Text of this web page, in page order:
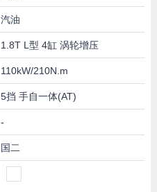
汽油
1.8T L型 4缸 涡轮增压
110kW/210N.m
5挡 手自一体(AT)
-
国二